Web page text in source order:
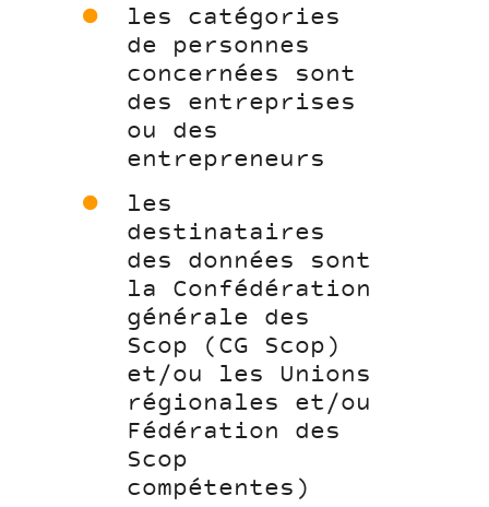
les catégories
de personnes
concernées sont
des entreprises
ou des
entrepreneurs
les
destinataires
des données sont
la Confédération
générale des
Scop (CG Scop)
et/ou les Unions
régionales et/ou
Fédération des
Scop
compétentes)